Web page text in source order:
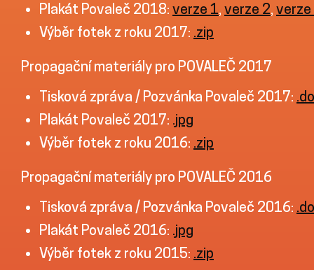
Plakát Povaleč 2018: verze 1, verze 2, verze
Výběr fotek z roku 2017: .zip
Propagační materiály pro POVALEČ 2017
Tisková zpráva / Pozvánka Povaleč 2017:
Plakát Povaleč 2017: .jpg
Výběr fotek z roku 2016: .zip
Propagační materiály pro POVALEČ 2016
Tisková zpráva / Pozvánka Povaleč 2016:
Plakát Povaleč 2016: .jpg
Výběr fotek z roku 2015: .zip